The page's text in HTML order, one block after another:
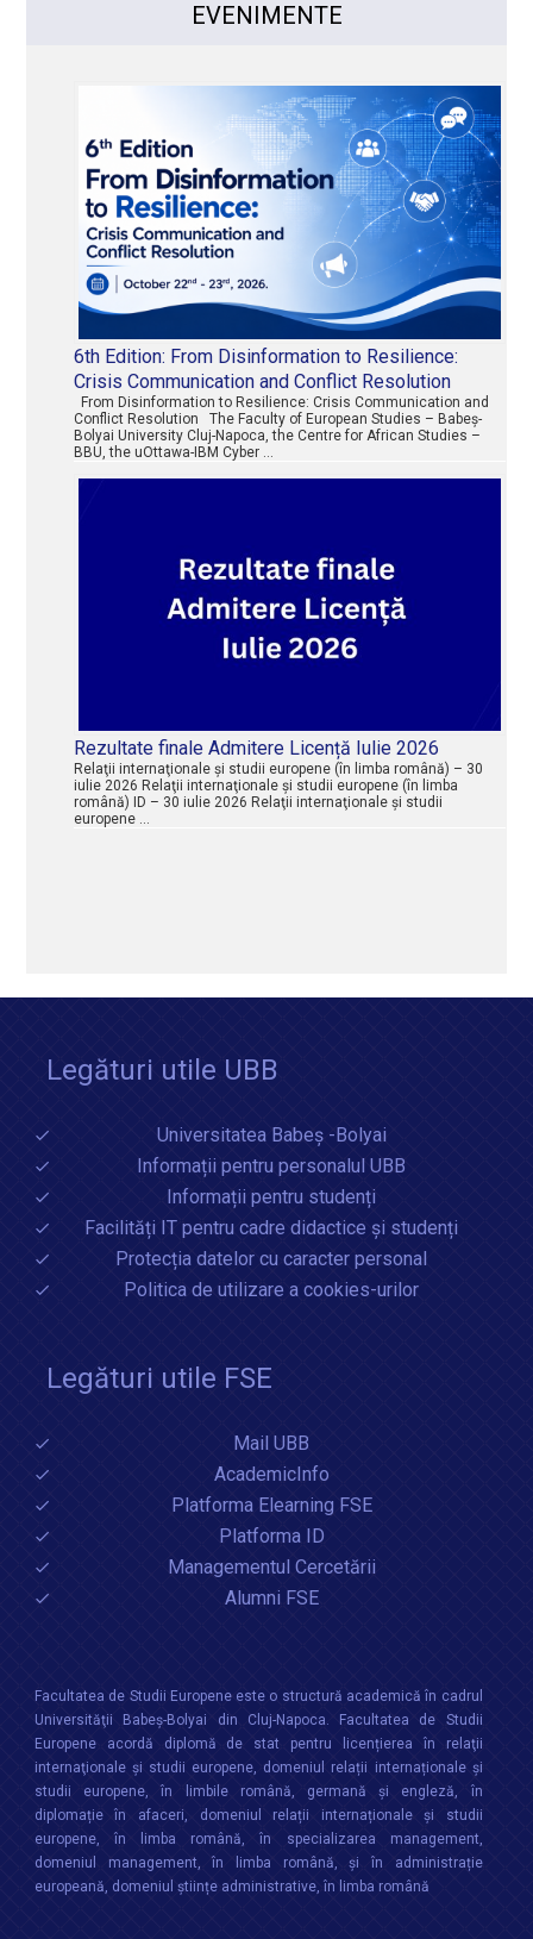
EVENIMENTE
6th Edition: From Disinformation to Resilience:
Crisis Communication and Conflict Resolution
From Disinformation to Resilience: Crisis Communication and
Conflict Resolution The Faculty of European Studies – Babeș-
Bolyai University Cluj-Napoca, the Centre for African Studies –
BBU, the uOttawa-IBM Cyber …
Rezultate finale Admitere Licență Iulie 2026
Relaţii internaţionale şi studii europene (în limba română) – 30
iulie 2026 Relaţii internaţionale şi studii europene (în limba
română) ID – 30 iulie 2026 Relaţii internaţionale şi studii
europene …
Legături utile UBB
Universitatea Babeș -Bolyai
Informații pentru personalul UBB
Informații pentru studenți
Facilități IT pentru cadre didactice și studenți
Protecția datelor cu caracter personal
Politica de utilizare a cookies-urilor
Legături utile FSE
Mail UBB
AcademicInfo
Platforma Elearning FSE
Platforma ID
Managementul Cercetării
Alumni FSE
Facultatea de Studii Europene este o structură academică în cadrul
Universităţii Babeș-Bolyai din Cluj-Napoca. Facultatea de Studii
Europene acordă diplomă de stat pentru licențierea în relaţii
internaţionale şi studii europene, domeniul relații internaționale şi
studii europene, în limbile română, germană și engleză, în
diplomație în afaceri, domeniul relații internaționale și studii
europene, în limba română, în specializarea management,
domeniul management, în limba română, și în administrație
europeană, domeniul științe administrative, în limba română